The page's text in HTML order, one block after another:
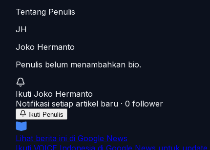
Tentang Penulis
JH
Joko Hermanto
Penulis belum menambahkan bio.
Ikuti Joko Hermanto
Notifikasi setiap artikel baru · 0 follower
Ikuti Penulis
Lihat berita ini di Google News